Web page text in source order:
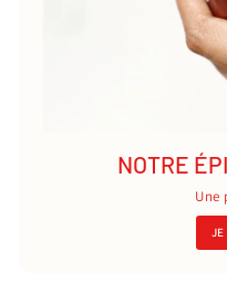
NOTRE
Une
JE